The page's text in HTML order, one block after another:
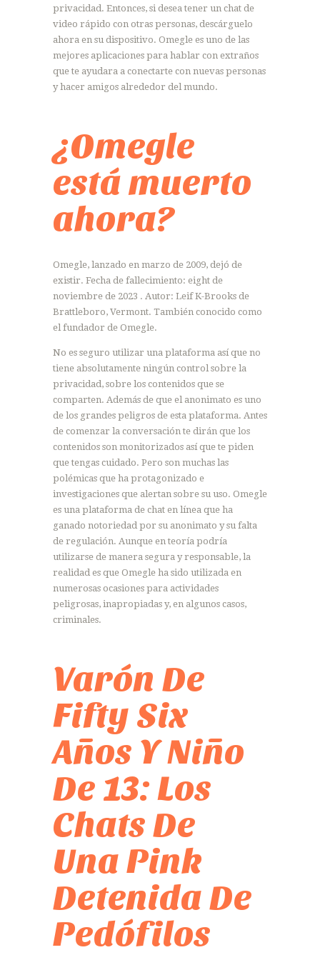
privacidad. Entonces, si desea tener un chat de
video rápido con otras personas, descárguelo
ahora en su dispositivo. Omegle es uno de las
mejores aplicaciones para hablar con extraños
que te ayudara a conectarte con nuevas personas
y hacer amigos alrededor del mundo.
¿Omegle
está muerto
ahora?
Omegle, lanzado en marzo de 2009, dejó de
existir. Fecha de fallecimiento: eight de
noviembre de 2023 . Autor: Leif K-Brooks de
Brattleboro, Vermont. También conocido como
el fundador de Omegle.
No es seguro utilizar una plataforma así que no
tiene absolutamente ningún control sobre la
privacidad, sobre los contenidos que se
comparten. Además de que el anonimato es uno
de los grandes peligros de esta plataforma. Antes
de comenzar la conversación te dirán que los
contenidos son monitorizados así que te piden
que tengas cuidado. Pero son muchas las
polémicas que ha protagonizado e
investigaciones que alertan sobre su uso. Omegle
es una plataforma de chat en línea que ha
ganado notoriedad por su anonimato y su falta
de regulación. Aunque en teoría podría
utilizarse de manera segura y responsable, la
realidad es que Omegle ha sido utilizada en
numerosas ocasiones para actividades
peligrosas, inapropiadas y, en algunos casos,
criminales.
Varón De
Fifty Six
Años Y Niño
De 13: Los
Chats De
Una Pink
Detenida De
Pedófilos